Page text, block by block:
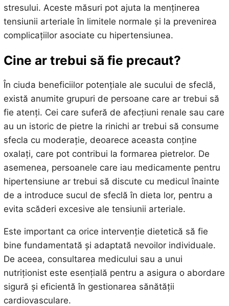
stresului. Aceste măsuri pot ajuta la menținerea
tensiunii arteriale în limitele normale și la prevenirea
complicațiilor asociate cu hipertensiunea.
Cine ar trebui să fie precaut?
În ciuda beneficiilor potențiale ale sucului de sfeclă,
există anumite grupuri de persoane care ar trebui să
fie atenți. Cei care suferă de afecțiuni renale sau care
au un istoric de pietre la rinichi ar trebui să consume
sfecla cu moderație, deoarece aceasta conține
oxalați, care pot contribui la formarea pietrelor. De
asemenea, persoanele care iau medicamente pentru
hipertensiune ar trebui să discute cu medicul înainte
de a introduce sucul de sfeclă în dieta lor, pentru a
evita scăderi excesive ale tensiunii arteriale.
Este important ca orice intervenție dietetică să fie
bine fundamentată și adaptată nevoilor individuale.
De aceea, consultarea medicului sau a unui
nutriționist este esențială pentru a asigura o abordare
sigură și eficientă în gestionarea sănătății
cardiovasculare.